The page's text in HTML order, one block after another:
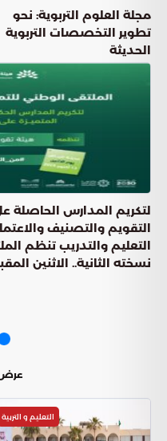
مجلة العلوم التربوية: نحو
تطوير التخصصات التربوية
الحديثة
لتكريم المدارس الحاصلة
التقويم والتصنيف
التعليم والتدريب تنظم
نسخته الثانية.. الاثنين
عرض
التعليم و التربية